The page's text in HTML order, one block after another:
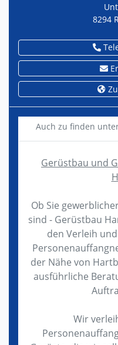
8294
Auch zu finden
Gerüstbau und
Ob Sie
sind - Gerüstbau
den Verleih
der Nähe von
ausführliche
Wir